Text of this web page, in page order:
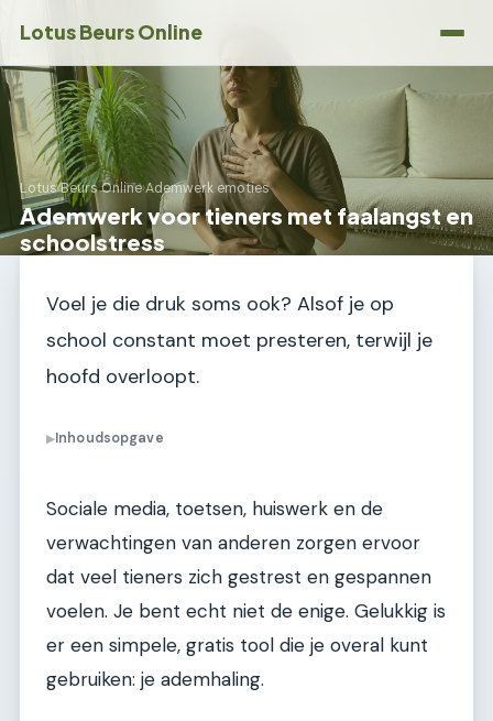
Lotus Beurs Online
Lotus Beurs Online›Ademwerk emoties
Ademwerk voor tieners met faalangst en
schoolstress
Voel je die druk soms ook? Alsof je op
school constant moet presteren, terwijl je
hoofd overloopt.
▶Inhoudsopgave
Sociale media, toetsen, huiswerk en de
verwachtingen van anderen zorgen ervoor
dat veel tieners zich gestrest en gespannen
voelen. Je bent echt niet de enige. Gelukkig is
er een simpele, gratis tool die je overal kunt
gebruiken: je ademhaling.